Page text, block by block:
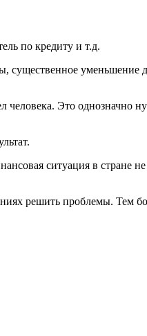
по кредиту и т.д.
существенное
Это однозначно
ситуация в стране
решить проблемы. Тем